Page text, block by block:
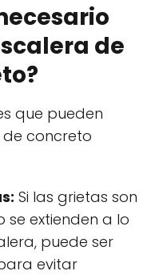
de
que pueden
concreto
Si las grietas son
extienden a lo
puede ser
evitar